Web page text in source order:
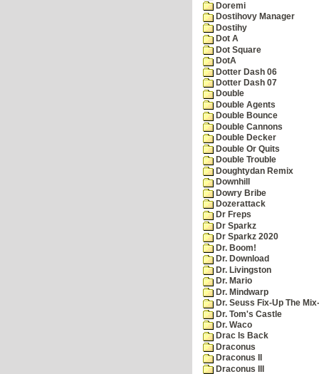
Doremi
Dostihovy Manager
Dostihy
Dot A
Dot Square
DotA
Dotter Dash 06
Dotter Dash 07
Double
Double Agents
Double Bounce
Double Cannons
Double Decker
Double Or Quits
Double Trouble
Doughtydan Remix
Downhill
Dowry Bribe
Dozerattack
Dr Freps
Dr Sparkz
Dr Sparkz 2020
Dr. Boom!
Dr. Download
Dr. Livingston
Dr. Mario
Dr. Mindwarp
Dr. Seuss Fix-Up The
Dr. Tom's Castle
Dr. Waco
Drac Is Back
Draconus
Draconus II
Draconus III